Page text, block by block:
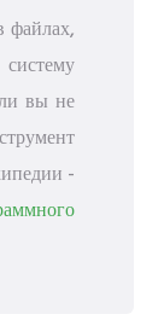
файлах,
вы не
-